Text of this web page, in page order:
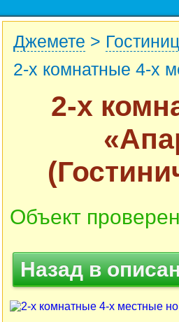
Джемете >
2-х комнатные 4-х
2-х
Объект
Назад в